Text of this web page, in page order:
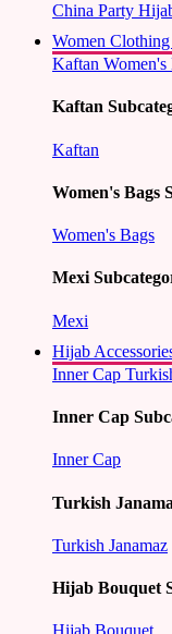
China Party
Women Clothing
Kaftan Women's
Kaftan
Kaftan
Women's Bags
Women's Bags
Mexi
Mexi
Hijab
Inner Cap
Inner Cap
Inner Cap
Turkish
Turkish Janamaz
Hijab Bouquet